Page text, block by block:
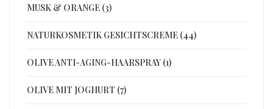
MUSK & ORANGE (3)
NATURKOSMETIK GESICHTSCREME (44)
OLIVE ANTI-AGING-HAARSPRAY (1)
OLIVE MIT JOGHURT (7)